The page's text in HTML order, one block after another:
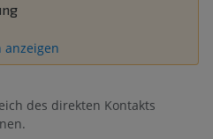
des direkten Kontakts